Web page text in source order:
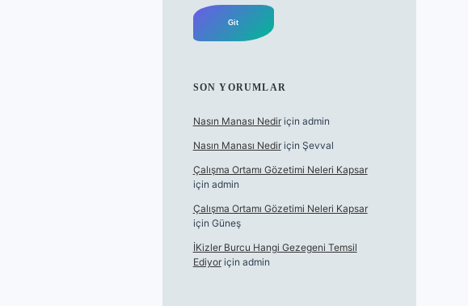
SON YORUMLAR
Nasın Manası Nediriçin admin
Nasın Manası Nediriçin Şevval
Çalışma Ortamı Gözetimi Neleri Kapsar
için admin
Çalışma Ortamı Gözetimi Neleri Kapsar
için Güneş
İKizler Burcu Hangi Gezegeni Temsil
Ediyoriçin admin